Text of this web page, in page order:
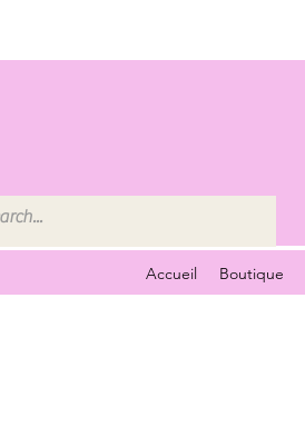
Accueil Boutique